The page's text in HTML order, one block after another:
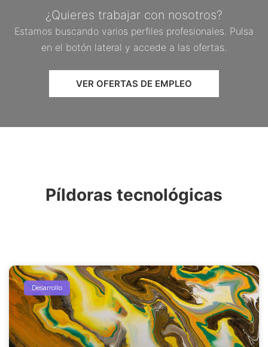
¿Quieres trabajar con nosotros?
Estamos buscando varios perfiles profesionales. Pulsa
en el botón lateral y accede a las ofertas.
VER OFERTAS DE EMPLEO
Píldoras tecnológicas
Desarrollo